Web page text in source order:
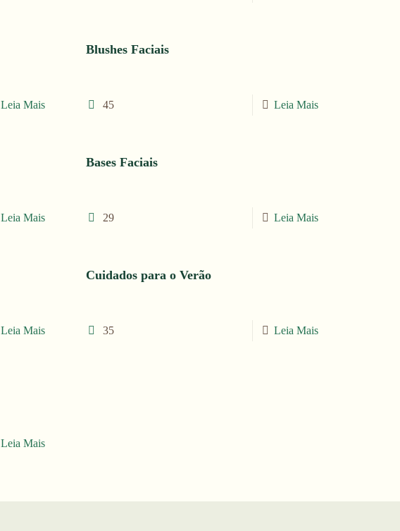
Leia Mais
Blushes Faciais
45 Leia Mais
Leia Mais
Bases Faciais
29 Leia Mais
Leia Mais
Cuidados para o Verão
35 Leia Mais
Leia Mais